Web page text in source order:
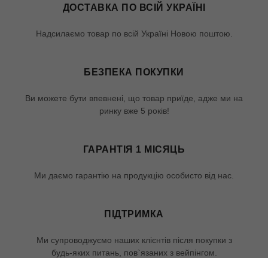
ДОСТАВКА ПО ВСІЙ УКРАЇНІ
Надсилаємо товар по всій Україні Новою поштою.
БЕЗПЕКА ПОКУПКИ
Ви можете бути впевнені, що товар приїде, адже ми на
ринку вже 5 років!
ГАРАНТІЯ 1 МІСЯЦЬ
Ми даємо гарантію на продукцію особисто від нас.
ПІДТРИМКА
Ми супроводжуємо наших клієнтів після покупки з
будь-яких питань, пов`язаних з вейпінгом.